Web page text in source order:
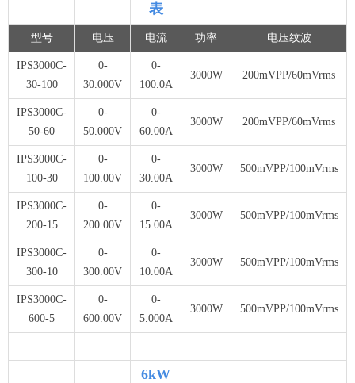
表
型号 电压 电流 功率 电压纹波
IPS3000C-
30-100
0-
30.000V
0-
100.0A
3000W 200mVPP/60mVrms
IPS3000C-
50-60
0-
50.000V
0-
60.00A
3000W 200mVPP/60mVrms
IPS3000C-
100-30
0-
100.00V
0-
30.00A
3000W 500mVPP/100mVrms
IPS3000C-
200-15
0-
200.00V
0-
15.00A
3000W 500mVPP/100mVrms
IPS3000C-
300-10
0-
300.00V
0-
10.00A
3000W 500mVPP/100mVrms
IPS3000C-
600-5
0-
600.00V
0-
5.000A
3000W 500mVPP/100mVrms
6kW